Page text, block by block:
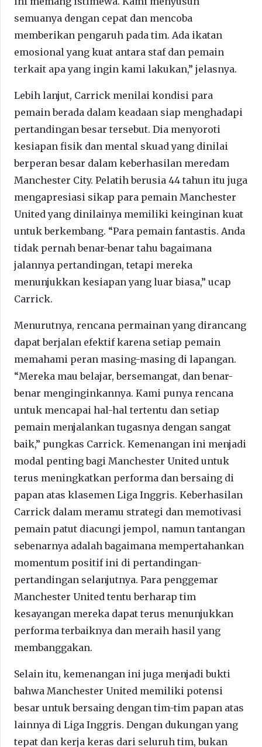
semuanya dengan cepat dan mencoba
memberikan pengaruh pada tim. Ada ikatan
emosional yang kuat antara staf dan pemain
terkait apa yang ingin kami lakukan,” jelasnya.
Lebih lanjut, Carrick menilai kondisi para
pemain berada dalam keadaan siap menghadapi
pertandingan besar tersebut. Dia menyoroti
kesiapan fisik dan mental skuad yang dinilai
berperan besar dalam keberhasilan meredam
Manchester City. Pelatih berusia 44 tahun itu juga
mengapresiasi sikap para pemain Manchester
United yang dinilainya memiliki keinginan kuat
untuk berkembang. “Para pemain fantastis. Anda
tidak pernah benar-benar tahu bagaimana
jalannya pertandingan, tetapi mereka
menunjukkan kesiapan yang luar biasa,” ucap
Carrick.
Menurutnya, rencana permainan yang dirancang
dapat berjalan efektif karena setiap pemain
memahami peran masing-masing di lapangan.
“Mereka mau belajar, bersemangat, dan benar-
benar menginginkannya. Kami punya rencana
untuk mencapai hal-hal tertentu dan setiap
pemain menjalankan tugasnya dengan sangat
baik,” pungkas Carrick. Kemenangan ini menjadi
modal penting bagi Manchester United untuk
terus meningkatkan performa dan bersaing di
papan atas klasemen Liga Inggris. Keberhasilan
Carrick dalam meramu strategi dan memotivasi
pemain patut diacungi jempol, namun tantangan
sebenarnya adalah bagaimana mempertahankan
momentum positif ini di pertandingan-
pertandingan selanjutnya. Para penggemar
Manchester United tentu berharap tim
kesayangan mereka dapat terus menunjukkan
performa terbaiknya dan meraih hasil yang
membanggakan.
Selain itu, kemenangan ini juga menjadi bukti
bahwa Manchester United memiliki potensi
besar untuk bersaing dengan tim-tim papan atas
lainnya di Liga Inggris. Dengan dukungan yang
tepat dan kerja keras dari seluruh tim, bukan